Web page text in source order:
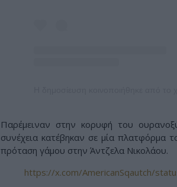
Παρέμειναν στην κορυφή του
συνέχεια κατέβηκαν σε μία πλατφόρμα
πρόταση γάμου στην Άντζελα Νικολάου.
https://x.com/AmericanSqautch/